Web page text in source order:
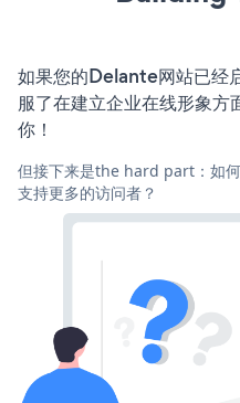
如果您的Delante网站已经
服了在建立企业在线形象
你！
但接下来是the hard part：如
支持更多的访问者？